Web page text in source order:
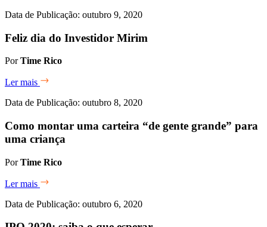
Data de Publicação: outubro 9, 2020
Feliz dia do Investidor Mirim
PorTime Rico
Ler mais
Data de Publicação: outubro 8, 2020
Como montar uma carteira “de gente grande” para
uma criança
PorTime Rico
Ler mais
Data de Publicação: outubro 6, 2020